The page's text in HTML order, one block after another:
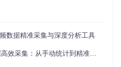
致性校验，确保采集结果符合预
数据精准采集与深度分析工具
：从手动统计到精准分析的全流程方案